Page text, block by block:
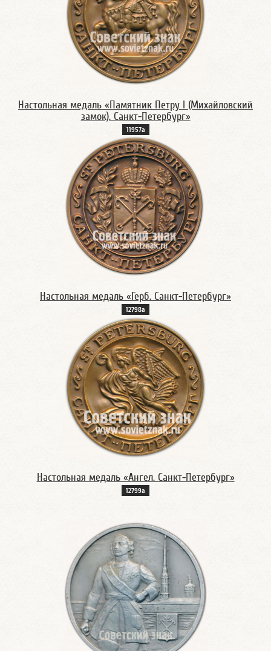
Настольная медаль «Памятник Петру I (Михайловский
замок). Санкт-Петербург»
11957а
Настольная медаль «Герб. Санкт-Петербург»
12798а
Настольная медаль «Ангел. Санкт-Петербург»
12799а